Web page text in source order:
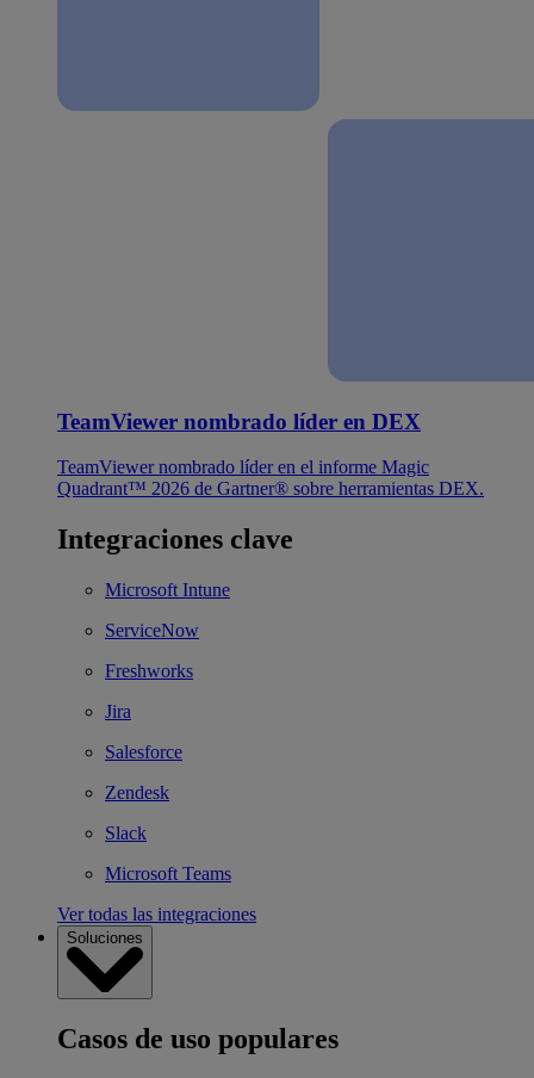
TeamViewer nombrado líder en DEX
TeamViewer nombrado líder en el informe Magic
Quadrant™ 2026 de Gartner® sobre herramientas DEX.
Integraciones clave
Microsoft Intune
ServiceNow
Freshworks
Jira
Salesforce
Zendesk
Slack
Microsoft Teams
Ver todas las integraciones
Soluciones
Casos de uso populares